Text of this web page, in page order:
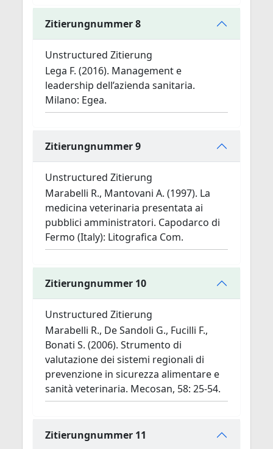
Zitierungnummer 8
Unstructured Zitierung
Lega F. (2016). Management e
leadership dell’azienda sanitaria.
Milano: Egea.
Zitierungnummer 9
Unstructured Zitierung
Marabelli R., Mantovani A. (1997). La
medicina veterinaria presentata ai
pubblici amministratori. Capodarco di
Fermo (Italy): Litografica Com.
Zitierungnummer 10
Unstructured Zitierung
Marabelli R., De Sandoli G., Fucilli F.,
Bonati S. (2006). Strumento di
valutazione dei sistemi regionali di
prevenzione in sicurezza alimentare e
sanità veterinaria. Mecosan, 58: 25-54.
Zitierungnummer 11